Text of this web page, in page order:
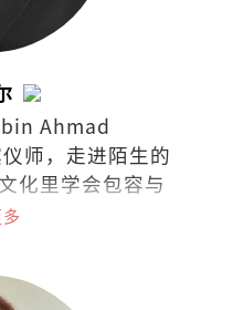
Ahmad
师，走进陌生的
化里学会包容与
如何不同，人对
的道路。